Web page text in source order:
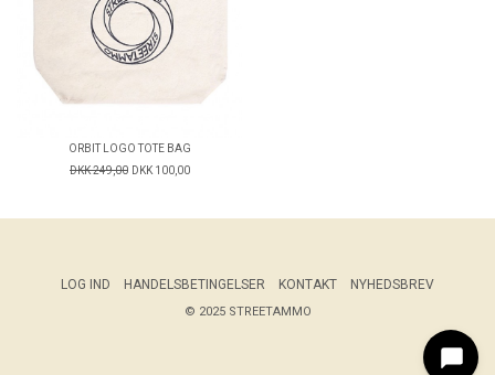
ORBIT LOGO TOTE BAG
DKK 249,00 DKK 100,00
LOG IND HANDELSBETINGELSER KONTAKT NYHEDSBREV
© 2025 STREETAMMO